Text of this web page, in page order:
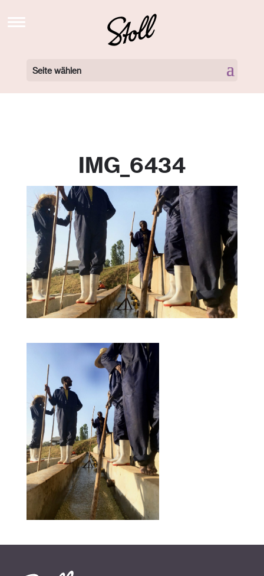
Seite wählen
IMG_6434
STOLL’S BREW SCHOOL TV
360 GRAD TOUR
NEWSLETTER
ÜBER UNS
KONTAKT